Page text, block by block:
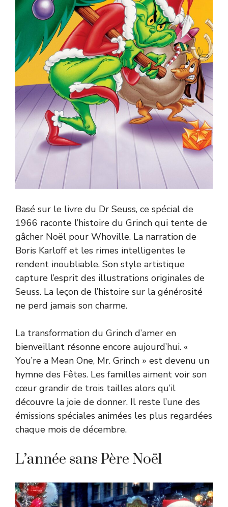
Basé sur le livre du Dr Seuss, ce spécial de
1966 raconte l’histoire du Grinch qui tente de
gâcher Noël pour Whoville. La narration de
Boris Karloff et les rimes intelligentes le
rendent inoubliable. Son style artistique
capture l’esprit des illustrations originales de
Seuss. La leçon de l’histoire sur la générosité
ne perd jamais son charme.
La transformation du Grinch d’amer en
bienveillant résonne encore aujourd’hui. «
You’re a Mean One, Mr. Grinch » est devenu un
hymne des Fêtes. Les familles aiment voir son
cœur grandir de trois tailles alors qu’il
découvre la joie de donner. Il reste l’une des
émissions spéciales animées les plus regardées
chaque mois de décembre.
L’année sans Père Noël